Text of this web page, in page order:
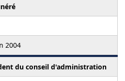
2004
du conseil d'administration